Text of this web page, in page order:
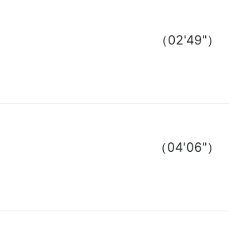
（02'49"）
（04'06"）